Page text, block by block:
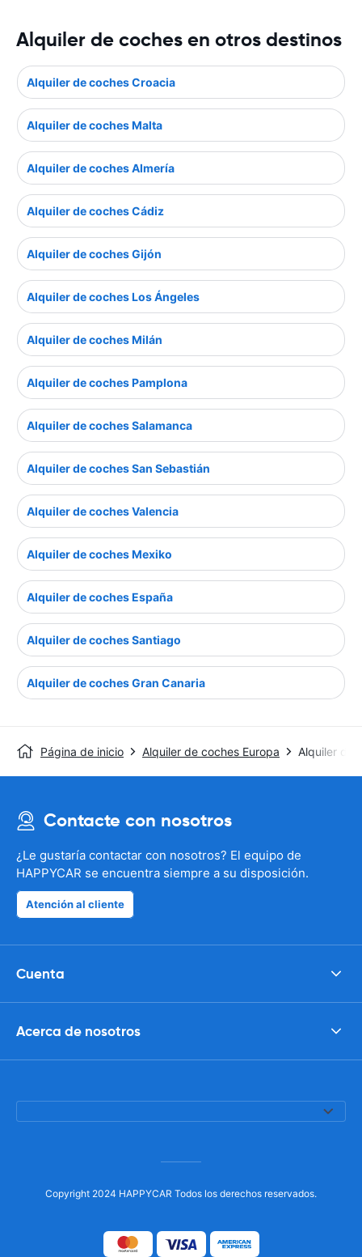
Alquiler de coches en otros destinos
Alquiler de coches Croacia
Alquiler de coches Malta
Alquiler de coches Almería
Alquiler de coches Cádiz
Alquiler de coches Gijón
Alquiler de coches Los Ángeles
Alquiler de coches Milán
Alquiler de coches Pamplona
Alquiler de coches Salamanca
Alquiler de coches San Sebastián
Alquiler de coches Valencia
Alquiler de coches Mexiko
Alquiler de coches España
Alquiler de coches Santiago
Alquiler de coches Gran Canaria
Página de inicio Alquiler de coches Europa Alquiler de
Contacte con nosotros
¿Le gustaría contactar con nosotros? El equipo de
HAPPYCAR se encuentra siempre a su disposición.
Atención al cliente
Cuenta
Acerca de nosotros
Copyright 2024 HAPPYCAR Todos los derechos reservados.